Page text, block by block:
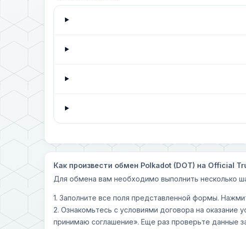
Как произвести обмен Polkadot (DOT) на Official
Для обмена вам необходимо выполнить несколько
1. Заполните все поля представленной формы.
2. Ознакомьтесь с условиями договора на
принимаю соглашение». Еще раз проверьте данные